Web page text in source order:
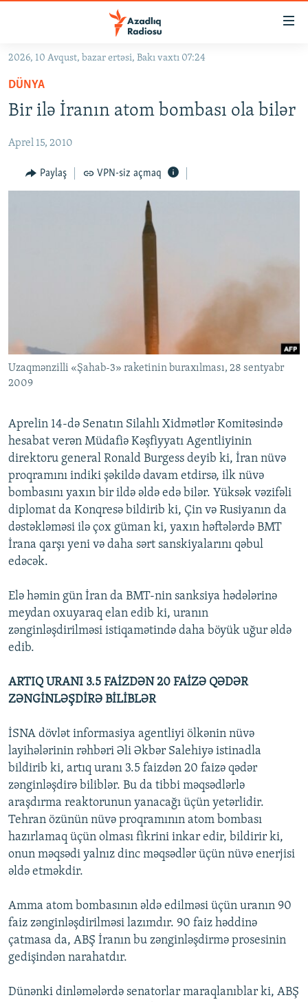
Əsas
qayıt
Əsas
qayıt
#İZAHLA
#ƏSLINDƏ
FƏRQƏ BAX
KARIKATURA
İSLAM VƏ DEMOKRATIYA
İZ - MƏDƏNIYYƏT PROQRAMI
PEŞƏ ETIKASI VƏ JURNALISTIKA STANDARTLARIMIZ
MATERIALLARIMIZDAN ISTIFADƏ
BIZIMLƏ ƏLAQƏ
XƏBƏR BÜLLETENLƏRIMIZ
2026, 10 Avqust, bazar ertəsi, Bakı vaxtı 07:24
DÜNYA
Bir ilə İranın atom bombası ola bilər
Aprel 15, 2010
Paylaş VPN-siz açmaq
Uzaqmənzilli «Şahab-3» raketinin buraxılması, 28 sentyabr
2009
Aprelin 14-də Senatın Silahlı Xidmətlər Komitəsində
hesabat verən Müdafiə Kəşfiyyatı Agentliyinin
direktoru general Ronald Burgess deyib ki, İran nüvə
proqramını indiki şəkildə davam etdirsə, ilk nüvə
bombasını yaxın bir ildə əldə edə bilər. Yüksək vəzifəli
diplomat da Konqresə bildirib ki, Çin və Rusiyanın da
dəstəkləməsi ilə çox güman ki, yaxın həftələrdə BMT
İrana qarşı yeni və daha sərt sanskiyalarını qəbul
edəcək.
Elə həmin gün İran da BMT-nin sanksiya hədələrinə
meydan oxuyaraq elan edib ki, uranın
zənginləşdirilməsi istiqamətində daha böyük uğur əldə
edib.
ARTIQ URANI 3.5 FAİZDƏN 20 FAİZƏ QƏDƏR
ZƏNGİNLƏŞDİRƏ BİLİBLƏR
İSNA dövlət informasiya agentliyi ölkənin nüvə
layihələrinin rəhbəri Əli Əkbər Salehiyə istinadla
bildirib ki, artıq uranı 3.5 faizdən 20 faizə qədər
zənginləşdirə biliblər. Bu da tibbi məqsədlərlə
araşdırma reaktorunun yanacağı üçün yetərlidir.
Tehran özünün nüvə proqramının atom bombası
hazırlamaq üçün olması fikrini inkar edir, bildirir ki,
onun məqsədi yalnız dinc məqsədlər üçün nüvə enerjisi
əldə etməkdir.
Amma atom bombasının əldə edilməsi üçün uranın 90
faiz zənginləşdirilməsi lazımdır. 90 faiz həddinə
çatmasa da, ABŞ İranın bu zənginləşdirmə prosesinin
gedişindən narahatdır.
Dünənki dinləmələrdə senatorlar maraqlanıblar ki, ABŞ